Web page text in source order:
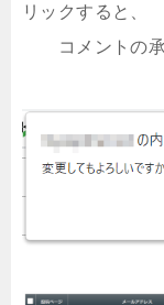
リックすると、
コメントの承